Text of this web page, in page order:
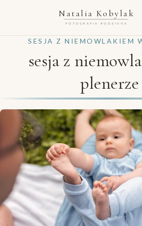
Natalia Kobylak
FOTOGRAFIA RODZINNA
SESJA Z NIEMOWLAKIEM
sesja z
plenerze